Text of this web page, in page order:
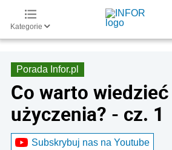
Kategorie
Porada Infor.pl
Co warto
użyczenia? - cz. 1
Subskrybuj nas na Youtube